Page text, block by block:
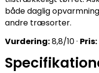
både daglig
andre træsorter.
Vurdering:8,8/10 · Pris: